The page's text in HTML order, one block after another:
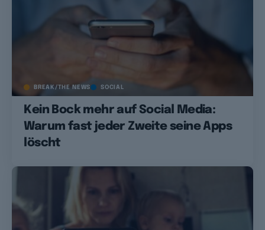
BREAK/THE NEWS SOCIAL
Kein Bock mehr auf Social Media:
Warum fast jeder Zweite seine Apps
löscht